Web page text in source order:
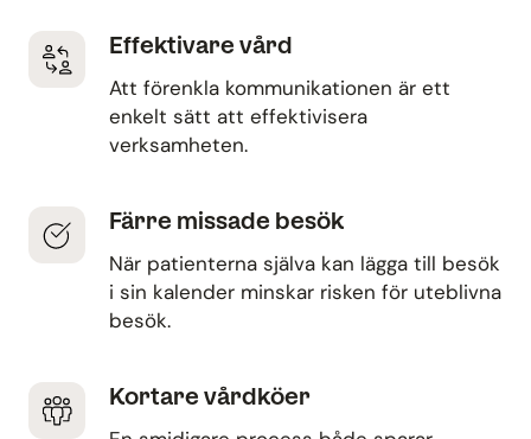
Effektivare vård
Att förenkla kommunikationen är ett
enkelt sätt att effektivisera
verksamheten.
Färre missade besök
När patienterna själva kan lägga till besök
i sin kalender minskar risken för uteblivna
besök.
Kortare vårdköer